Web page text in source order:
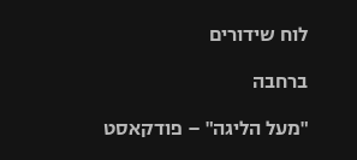
לוח שידורים
ברחבה
"מעל הליגה" – פודקאסט